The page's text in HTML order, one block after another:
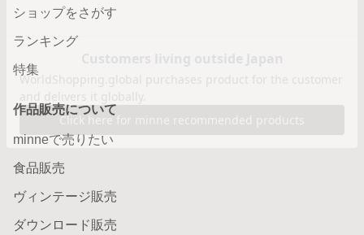
ショップをさがす
ランキング
特集
作品販売について
minneで売りたい
食品販売
ヴィンテージ販売
ダウンロード販売